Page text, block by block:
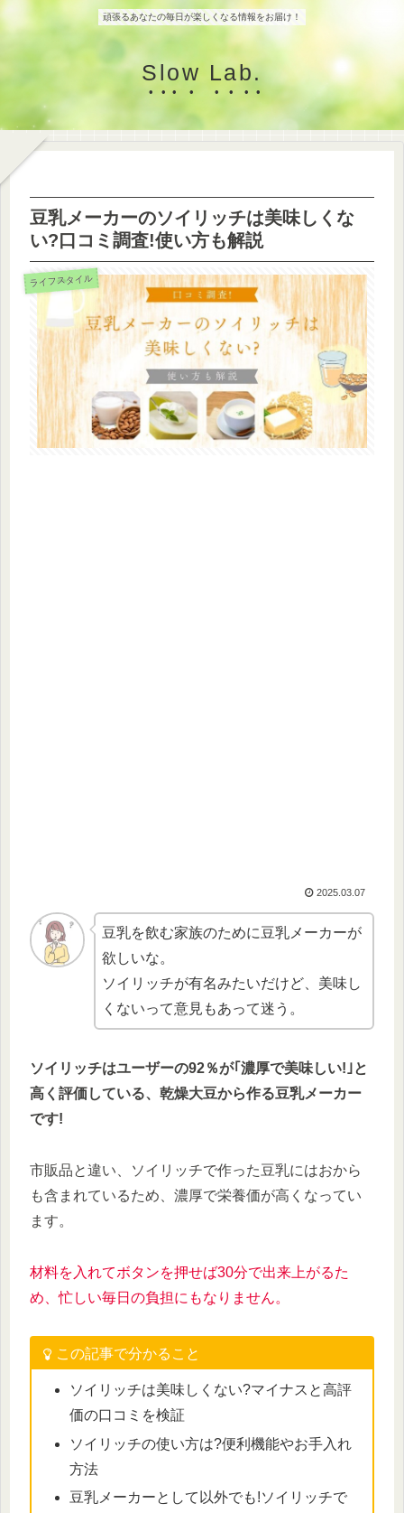
頑張るあなたの毎日が楽しくなる情報をお届け！
Slow Lab.
豆乳メーカーのソイリッチは美味しくな
い?口コミ調査!使い方も解説
ライフスタイル
2025.03.07
豆乳を飲む家族のために豆乳メーカーが
欲しいな。
ソイリッチが有名みたいだけど、美味し
くないって意見もあって迷う。
ソイリッチはユーザーの92％が｢濃厚で美味しい!｣と
高く評価している、乾燥大豆から作る豆乳メーカー
です!
市販品と違い、ソイリッチで作った豆乳にはおから
も含まれているため、濃厚で栄養価が高くなってい
ます。
材料を入れてボタンを押せば30分で出来上がるた
め、忙しい毎日の負担にもなりません。
この記事で分かること
ソイリッチは美味しくない?マイナスと高評
価の口コミを検証
ソイリッチの使い方は?便利機能やお手入れ
方法
豆乳メーカーとして以外でも!ソイリッチで